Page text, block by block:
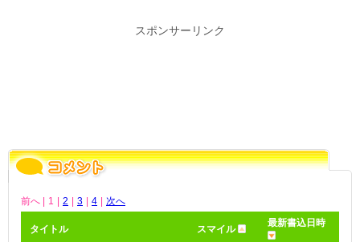
スポンサーリンク
前へ | 1 2 3 4 次へ
タイトル スマイル
最新書込日時